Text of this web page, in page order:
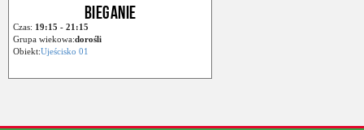
BIEGANIE
Czas: 19:15 - 21:15
Grupa wiekowa:dorośli
Obiekt:Ujeścisko 01